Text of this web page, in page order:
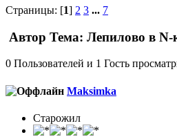
Страницы: [1] 2 3 ... 7
Автор Тема: Лепилово в
0 Пользователей и 1 Гость
Maksimka
Старожил